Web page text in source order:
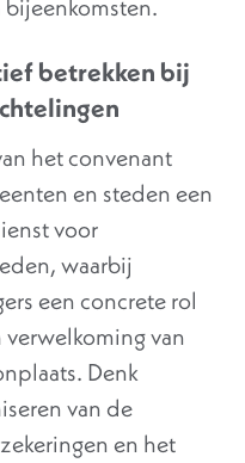
betrekken bij
het convenant
en steden een
voor
waarbij
een concrete rol
van
Denk
van de
en het